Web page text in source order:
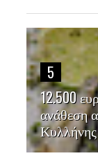
5
12.500
ανάθεση
Κυλλήνης